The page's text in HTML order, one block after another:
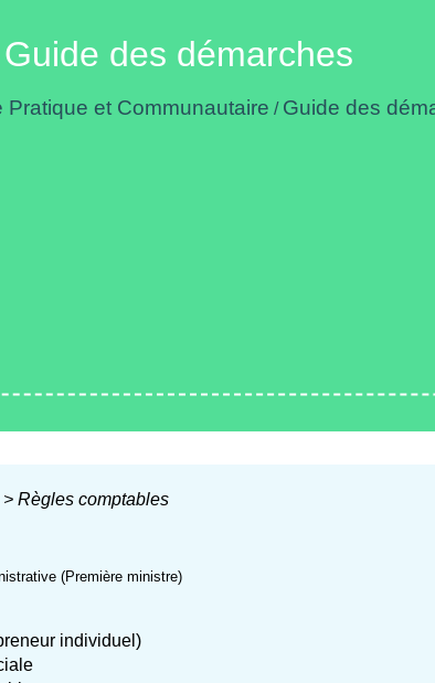
Guide des démarches
Pratique et Communautaire / Guide des
> Règles comptables
(Première ministre)
individuel)